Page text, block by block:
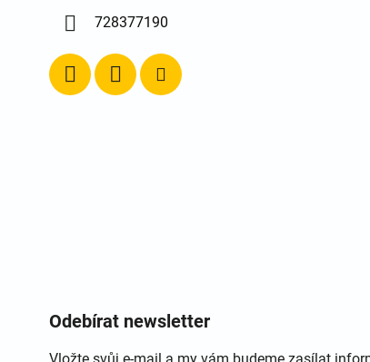
728377190
Odebírat newsletter